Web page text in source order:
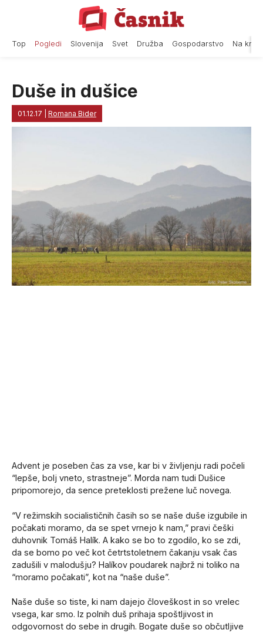
Top Pogledi Slovenija Svet Družba Gospodarstvo Na
Duše in dušice
01.12.17 Romana Bider
Advent je poseben čas za vse, kar bi v življenju radi počeli
“lepše, bolj vneto, strastneje”. Morda nam tudi Dušice
pripomorejo, da sence preteklosti prežene luč novega.
“V režimskih socialističnih časih so se naše duše izgubile in
počakati moramo, da se spet vrnejo k nam,” pravi češki
duhovnik Tomáš Halík. A kako se bo to zgodilo, ko se zdi,
da se bomo po več kot četrtstoletnem čakanju vsak čas
zadušili v malodušju? Halíkov poudarek najbrž ni toliko na
“moramo počakati”, kot na “naše duše”.
Naše duše so tiste, ki nam dajejo človeškost in so vrelec
vsega, kar smo. Iz polnih duš prihaja spoštljivost in
odgovornost do sebe in drugih. Bogate duše so občutljive